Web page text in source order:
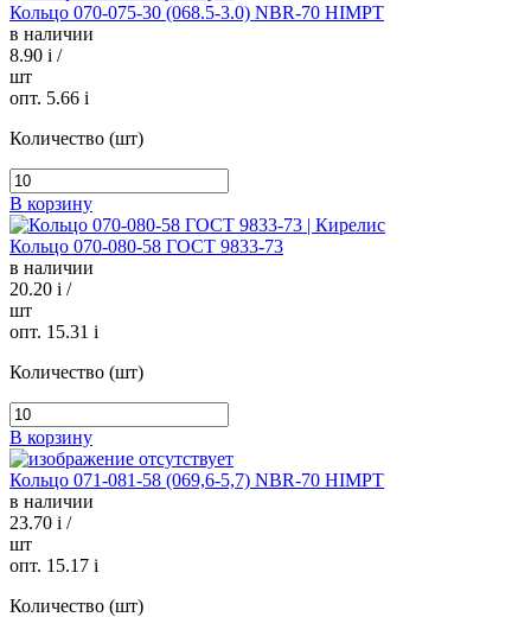
Кольцо 070-075-30 (068.5-3.0) NBR-70 HIMPT
в наличии
8.90 i /
шт
опт. 5.66 i
Количество (шт)
В корзину
Кольцо 070-080-58 ГОСТ 9833-73
в наличии
20.20 i /
шт
опт. 15.31 i
Количество (шт)
В корзину
Кольцо 071-081-58 (069,6-5,7) NBR-70 HIMPT
в наличии
23.70 i /
шт
опт. 15.17 i
Количество (шт)